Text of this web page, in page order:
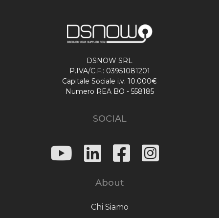
DSNOW SRL
P.IVA/C.F.: 03951081201
Capitale Sociale i.v. 10.000€
Numero REA BO - 558185
SOCIAL
About
Chi Siamo